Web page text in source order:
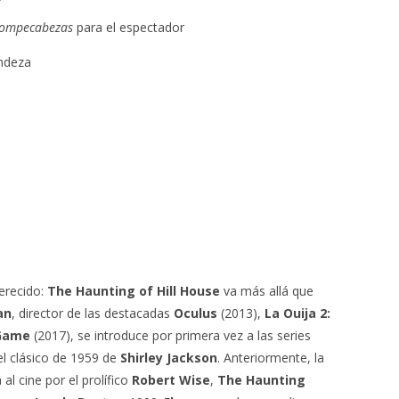
para el espectador
The Haunting of Hill House va más allá que
, director de las destacadas Oculus (2013), La Ouija 2:
(2017), se introduce por primera vez a las series
clásico de 1959 de Shirley Jackson. Anteriormente, la
cine por el prolífico Robert Wise, The Haunting